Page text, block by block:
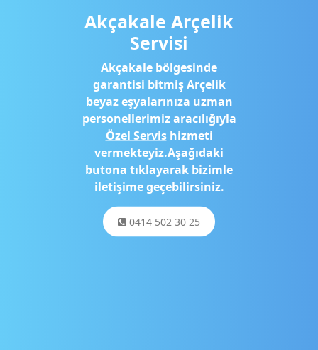
Akçakale Arçelik
Servisi
Akçakale bölgesinde
garantisi bitmiş Arçelik
beyaz eşyalarınıza uzman
personellerimiz aracılığıyla
Özel Servishizmeti
vermekteyiz.Aşağıdaki
butona tıklayarak bizimle
iletişime geçebilirsiniz.
0414 502 30 25